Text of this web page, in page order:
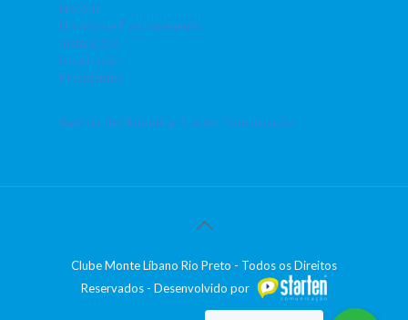
História
Horário de Funcionamento
Instalações
Localização
Presidentes
Agência de Marketing: Starten Comunicação
Clube Monte Líbano Rio Preto - Todos os Direitos
Reservados - Desenvolvido por